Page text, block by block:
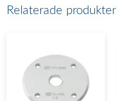
Relaterade produkter